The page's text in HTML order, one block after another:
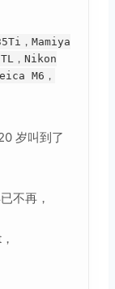
，Mamiya
，Nikon
M6，
岁叫到了
不再，